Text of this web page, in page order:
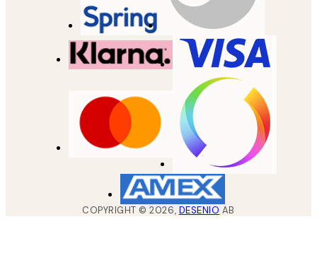
COPYRIGHT ©2026, DESENIO AB